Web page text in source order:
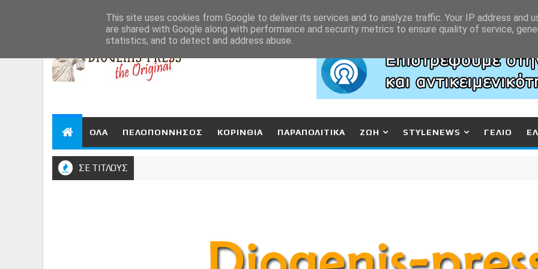
ΟΛΑ ΠΕΛΟΠΟΝΝΗΣΟΣ ΚΟΡΙΝΘΙΑ ΠΑΡΑΠΟΛΙΤΙΚΑ ΖΩΗ STYLENEWS ΓΕΛΙΟ
ΣΕ ΤΙΤΛΟΥΣ
This site uses cookies from Google to deliver its services and to analyze traffic. Your IP address and
are shared with Google along with performance and security metrics to ensure quality of service,
statistics, and to detect and address abuse.